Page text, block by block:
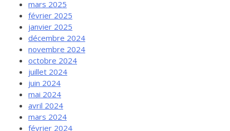
mars 2025
février 2025
janvier 2025
décembre 2024
novembre 2024
octobre 2024
juillet 2024
juin 2024
mai 2024
avril 2024
mars 2024
février 2024